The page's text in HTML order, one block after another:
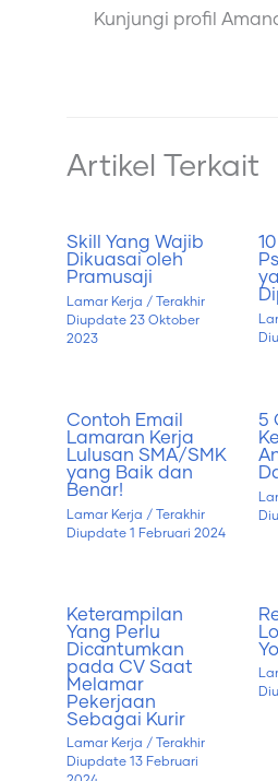
Kunjungi profil
Artikel Terkait
Skill Yang Wajib
Dikuasai oleh
Pramusaji
Lamar Kerja / Terakhir
Diupdate 23 Oktober
2023
Contoh Email
Lamaran Kerja
Lulusan SMA/SMK
yang Baik dan
Benar!
Lamar Kerja / Terakhir
Diupdate 1 Februari 2024
5
Keterampilan
Yang Perlu
Dicantumkan
pada CV Saat
Melamar
Pekerjaan
Sebagai Kurir
Lamar Kerja / Terakhir
Diupdate 13 Februari